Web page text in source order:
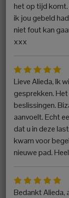
het op tijd
ik jou gebeld
niet fout kan
xxx
Lieve Alieda, Ik
gesprekken.
beslissingen.
aanvoelt. Echt
dat u in deze
kwam voor
nieuwe pad.
Bedankt Alieda,